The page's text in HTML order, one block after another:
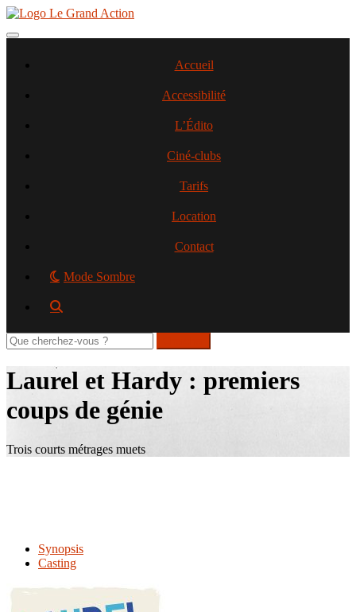
Aller
contenu
Toggle navigation
Accueil
Accessibilité
L’Édito
Ciné-clubs
Tarifs
Location
Contact
Mode Sombre
Rechercher
sur
site
Laurel et Hardy : premiers
coups de génie
Trois courts métrages muets
Synopsis
Casting